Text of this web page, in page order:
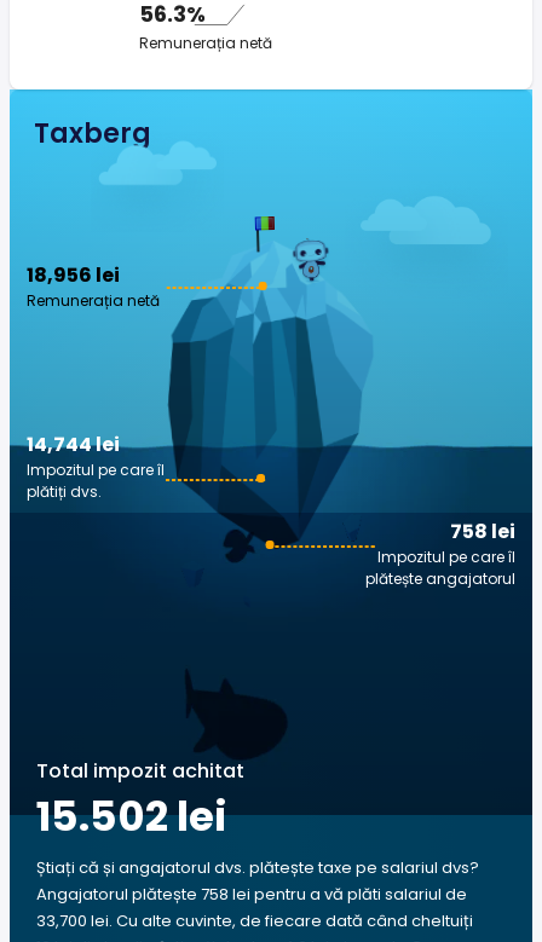
56.3%
Remunerația netă
Taxberg
18,956 lei
Remunerația netă
758 lei
Impozitul pe care îl
plătește angajatorul
14,744 lei
Impozitul pe care îl
plătiți dvs.
Total impozit achitat
15.502 lei
Știați că și angajatorul dvs. plătește taxe pe salariul dvs?
Angajatorul plătește 758 lei pentru a vă plăti salariul de
33,700 lei. Cu alte cuvinte, de fiecare dată când cheltuiți